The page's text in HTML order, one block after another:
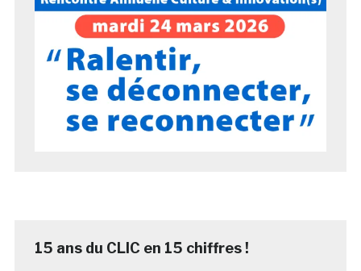
15 ans du CLIC en 15 chiffres !